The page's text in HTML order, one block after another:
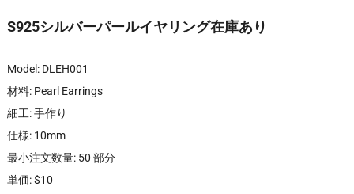
S925シルバーパールイヤリング在庫あり
Model: DLEH001
材料: Pearl Earrings
細工: 手作り
仕様: 10mm
最小注文数量: 50 部分
単価: $10